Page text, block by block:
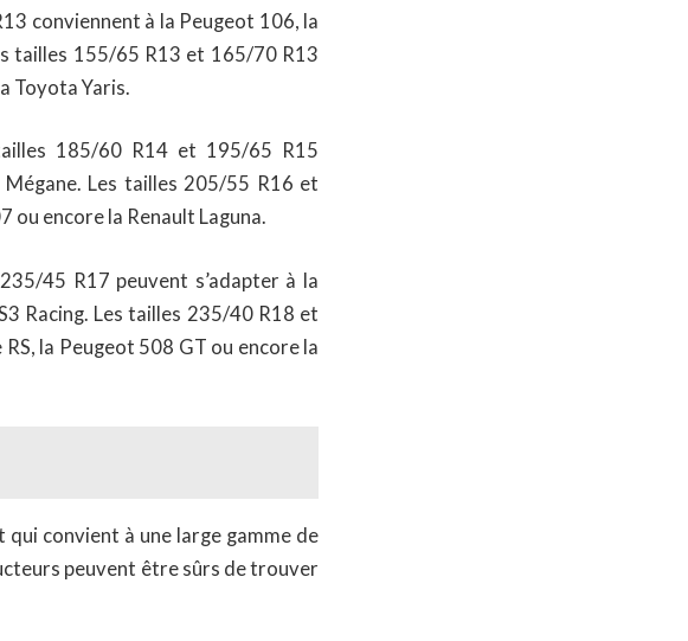
conviennent à la Peugeot 106, la
tailles 155/65 R13 et 165/70 R13
Toyota Yaris.
185/60 R14 et 195/65 R15
Les tailles 205/55 R16 et
ou encore la Renault Laguna.
45 R17 peuvent s’adapter à la
Racing. Les tailles 235/40 R18 et
la Peugeot 508 GT ou encore la
convient à une large gamme de
peuvent être sûrs de trouver